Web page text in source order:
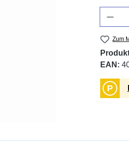
Zum
EAN:
P